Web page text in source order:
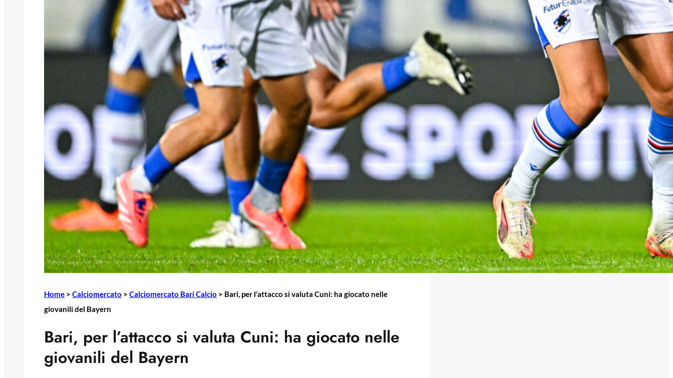
Home > Calciomercato > Calciomercato Bari Calcio > Bari, per l’attacco si valuta Cuni: ha giocato nelle
giovanili del Bayern
Bari, per l’attacco si valuta Cuni: ha giocato nelle
giovanili del Bayern